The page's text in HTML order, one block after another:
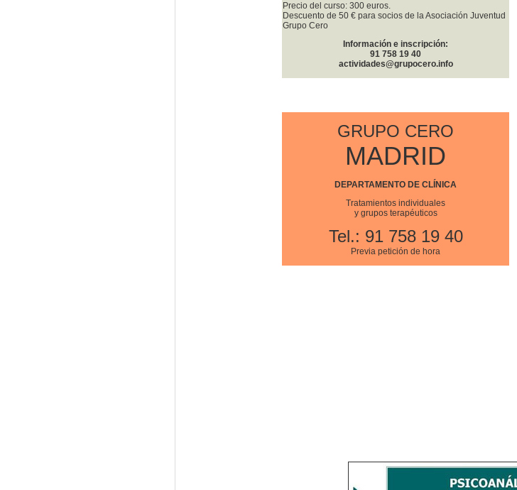
Precio del curso: 300 euros.
Descuento de 50 € para socios de la Asociación Juventud
Grupo Cero
Información e inscripción:
91 758 19 40
actividades@grupocero.info
GRUPO CERO
MADRID
DEPARTAMENTO DE CLÍNICA
Tratamientos individuales
y grupos terapéuticos
Tel.: 91 758 19 40
Previa petición de hora